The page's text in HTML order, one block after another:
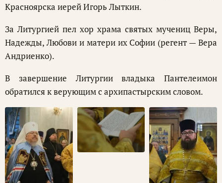
Красноярска иерей Игорь Лыткин.
За Литургией пел хор храма cвятых мучениц Веры,
Надежды, Любови и матери их Софии (регент — Вера
Андриенко).
В завершение Литургии владыка Пантелеимон
обратился к верующим с архипастырским словом.